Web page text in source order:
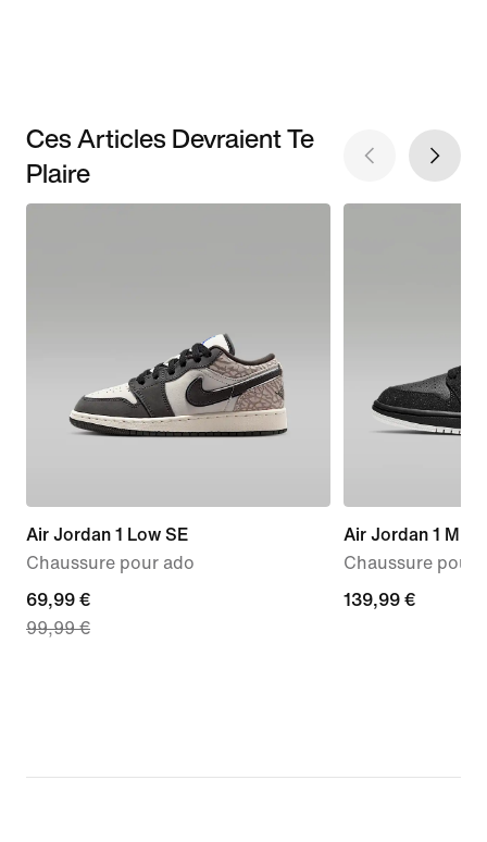
Ces Articles Devraient Te
Plaire
Air Jordan 1 Low SE
Chaussure pour ado
current
price
69,99 €
99,99 €
Air Jordan 1 Mid
Chaussure pour
139,99 €
139,99 €